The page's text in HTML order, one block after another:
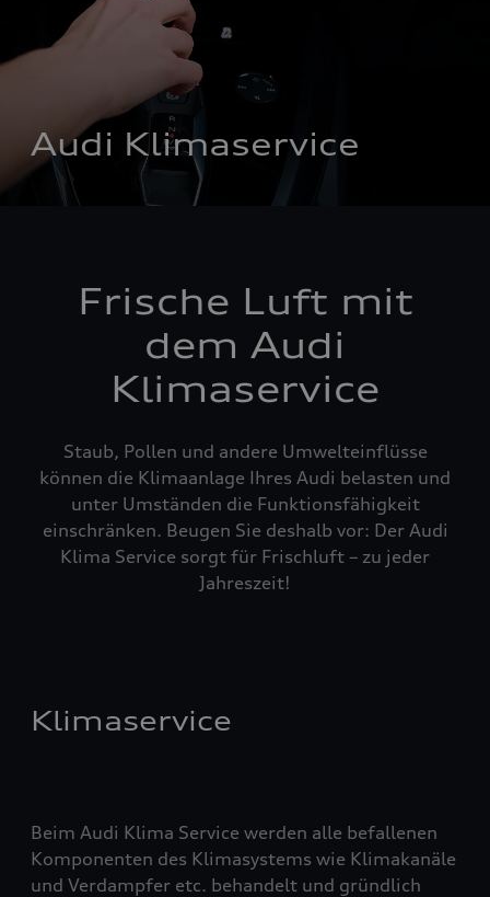
Audi Klimaservice
Frische Luft mit
dem Audi
Klimaservice
Staub, Pollen und andere Umwelteinflüsse
können die Klimaanlage Ihres Audi belasten und
unter Umständen die Funktionsfähigkeit
einschränken. Beugen Sie deshalb vor: Der Audi
Klima Service sorgt für Frischluft – zu jeder
Jahreszeit!
Klimaservice
Beim Audi Klima Service werden alle befallenen
Komponenten des Klimasystems wie Klimakanäle
und Verdampfer etc. behandelt und gründlich